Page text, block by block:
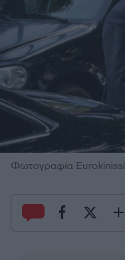
Φωτογραφία Eurokinissi